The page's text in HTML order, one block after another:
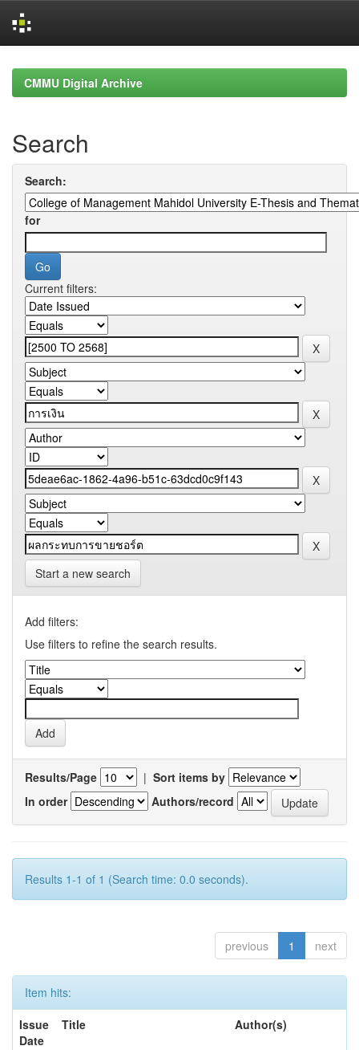
navigationCMMU Digital Archive
Search
Search:
for
Current filters:
Start a new search
Add filters:
Use filters to refine the search results.
Results/Page | Sort items by
In order
Authors/record
Results 1-1 of 1 (Search time: 0.0 seconds).
previous 1 next
Item hits:
Issue
Date
Title Author(s)